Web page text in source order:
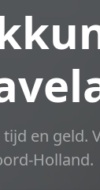
tijd en geld.
Holland.